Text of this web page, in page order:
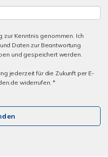
zur Kenntnis genommen. Ich
Daten zur Beantwortung
und gespeichert werden.
jederzeit für die Zukunft per E-
widerrufen. *